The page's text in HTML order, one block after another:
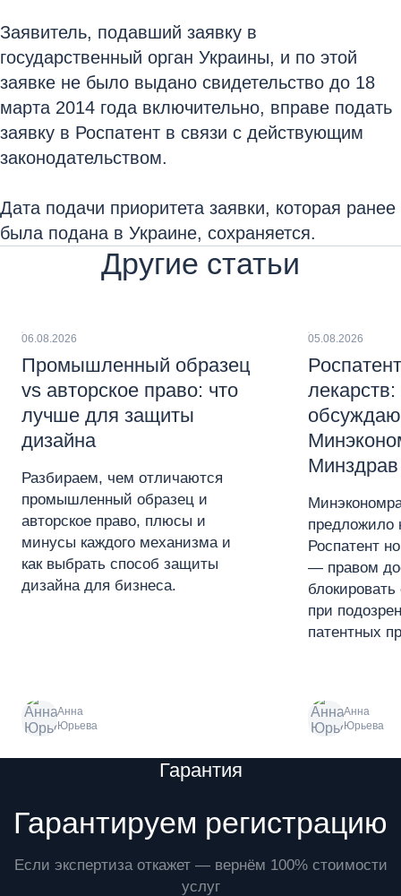
Заявитель, подавший заявку в
государственный орган Украины, и по этой
заявке не было выдано свидетельство до 18
марта 2014 года включительно, вправе подать
заявку в Роспатент в связи с действующим
законодательством.
Дата подачи приоритета заявки, которая ранее
была подана в Украине, сохраняется.
Другие статьи
06.08.2026
Промышленный образец
vs авторское право: что
лучше для защиты
дизайна
Разбираем, чем отличаются
промышленный образец и
авторское право, плюсы и
минусы каждого механизма и
как выбрать способ защиты
дизайна для бизнеса.
Анна
Юрьева
05.08.2026
лекарств:
Минздрав
предложило
Роспатент
— правом
блокировать
при
патентных
Анна
Юрьева
Гарантия
Гарантируем регистрацию
Если экспертиза откажет — вернём 100% стоимости
услуг